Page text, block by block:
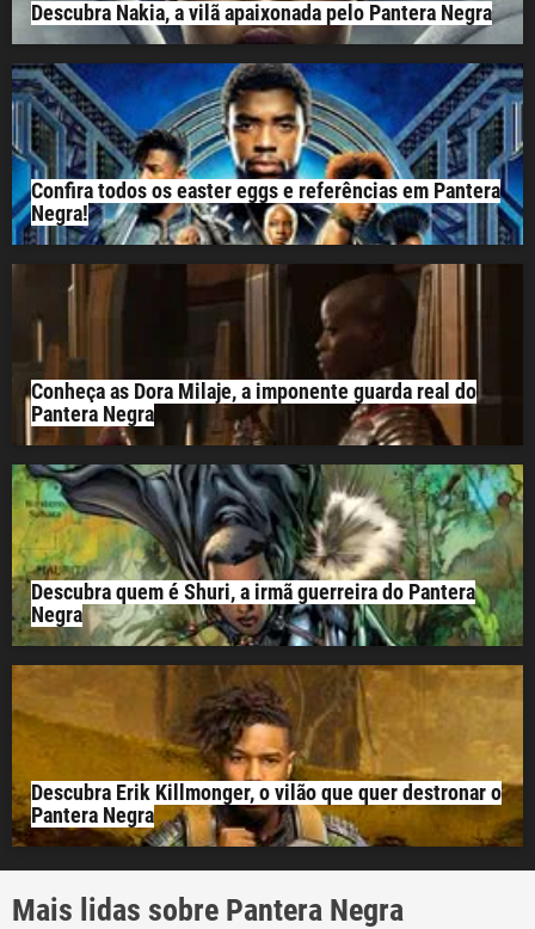
Descubra Nakia, a vilã apaixonada pelo Pantera Negra
Confira todos os easter eggs e referências em Pantera
Negra!
Conheça as Dora Milaje, a imponente guarda real do
Pantera Negra
Descubra quem é Shuri, a irmã guerreira do Pantera
Negra
Descubra Erik Killmonger, o vilão que quer destronar o
Pantera Negra
Mais lidas sobre Pantera Negra